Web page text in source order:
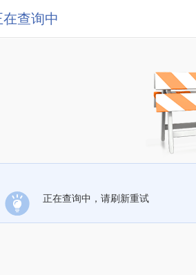
在查询中
正在查询中，请刷新重试